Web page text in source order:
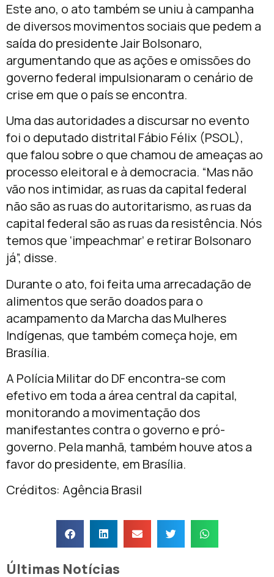
Este ano, o ato também se uniu à campanha
de diversos movimentos sociais que pedem a
saída do presidente Jair Bolsonaro,
argumentando que as ações e omissões do
governo federal impulsionaram o cenário de
crise em que o país se encontra.
Uma das autoridades a discursar no evento
foi o deputado distrital Fábio Félix (PSOL),
que falou sobre o que chamou de ameaças ao
processo eleitoral e à democracia. “Mas não
vão nos intimidar, as ruas da capital federal
não são as ruas do autoritarismo, as ruas da
capital federal são as ruas da resistência. Nós
temos que ‘impeachmar’ e retirar Bolsonaro
já”, disse.
Durante o ato, foi feita uma arrecadação de
alimentos que serão doados para o
acampamento da Marcha das Mulheres
Indígenas, que também começa hoje, em
Brasília.
A Polícia Militar do DF encontra-se com
efetivo em toda a área central da capital,
monitorando a movimentação dos
manifestantes contra o governo e pró-
governo. Pela manhã, também houve atos a
favor do presidente, em Brasília.
Créditos: Agência Brasil
Últimas Notícias